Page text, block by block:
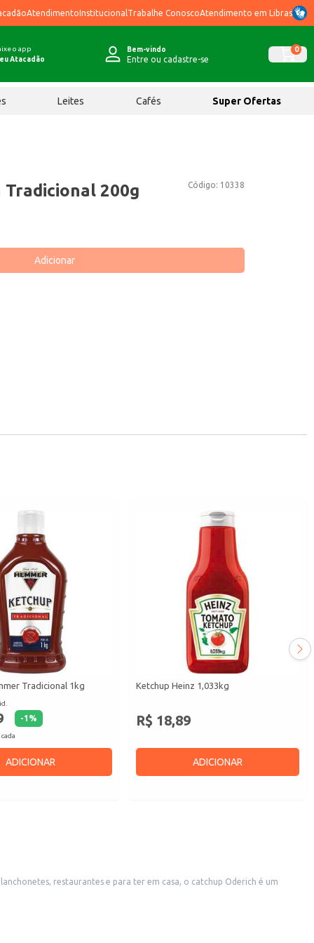
AtendimentoInstitucional Trabalhe ConoscoAtendimento em Libras
o app
Atacadão
Bem-vindo
Entre ou cadastre-se
0
Leites Cafés Super Ofertas
Código: 10338
200g
Adicionar
Tradicional 1kg
-1 %
ADICIONAR
Ketchup Heinz 1,033kg
R$ 18,89
ADICIONAR
restaurantes e para ter em casa, o catchup Oderich é um